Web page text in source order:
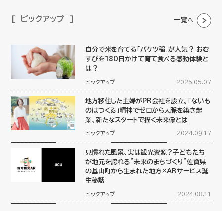
ピックアップ 一覧へ
自分で米を育てる「バケツ稲」が人気？ おむ
すびを180日かけて育て食べる感動体験と
は？
ピックアップ 2025.05.07
地方移住した主婦がPR会社を設立。「ないも
のはつくる」精神でゼロから人脈を築き起
業、新たなスタートで描く未来像とは
ピックアップ 2024.09.17
見慣れた風景、実は観光資源？子どもたち
が地元を誇れる”未来のまちづくり”佐賀県
の基山町から生まれた地方×ARサービス誕
生秘話
ピックアップ 2024.08.11